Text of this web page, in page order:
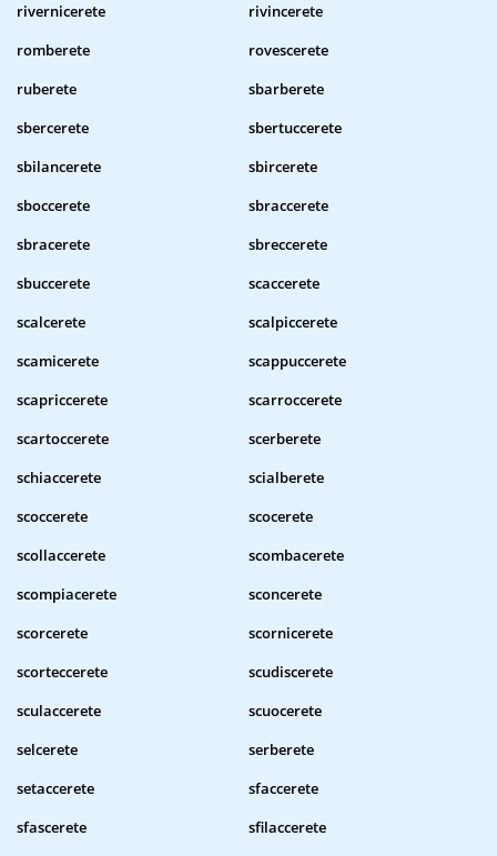
rivernicerete
rivincerete
romberete
rovescerete
ruberete
sbarberete
sbercerete
sbertuccerete
sbilancerete
sbircerete
sboccerete
sbraccerete
sbracerete
sbreccerete
sbuccerete
scaccerete
scalcerete
scalpiccerete
scamicerete
scappuccerete
scapriccerete
scarroccerete
scartoccerete
scerberete
schiaccerete
scialberete
scoccerete
scocerete
scollaccerete
scombacerete
scompiacerete
sconcerete
scorcerete
scornicerete
scorteccerete
scudiscerete
sculaccerete
scuocerete
selcerete
serberete
setaccerete
sfaccerete
sfascerete
sfilaccerete